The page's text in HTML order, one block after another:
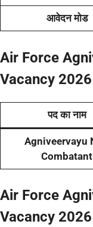
आवेदन मोड
Air Force
Vacancy
पद का नाम
Agniveervayu
Combatant
Air Force
Vacancy